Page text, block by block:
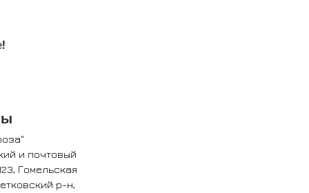
и почтовый
Гомельская
р-н,